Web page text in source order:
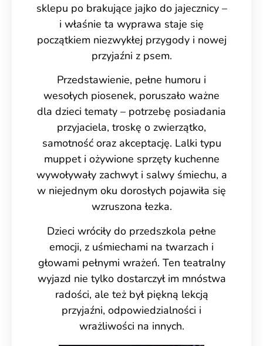
sklepu po brakujące jajko do jajecznicy –
i właśnie ta wyprawa staje się
początkiem niezwykłej przygody i nowej
przyjaźni z psem.
Przedstawienie, pełne humoru i
wesołych piosenek, poruszało ważne
dla dzieci tematy – potrzebę posiadania
przyjaciela, troskę o zwierzątko,
samotność oraz akceptację. Lalki typu
muppet i ożywione sprzęty kuchenne
wywoływały zachwyt i salwy śmiechu, a
w niejednym oku dorosłych pojawiła się
wzruszona łezka.
Dzieci wróciły do przedszkola pełne
emocji, z uśmiechami na twarzach i
głowami pełnymi wrażeń. Ten teatralny
wyjazd nie tylko dostarczył im mnóstwa
radości, ale też był piękną lekcją
przyjaźni, odpowiedzialności i
wrażliwości na innych.